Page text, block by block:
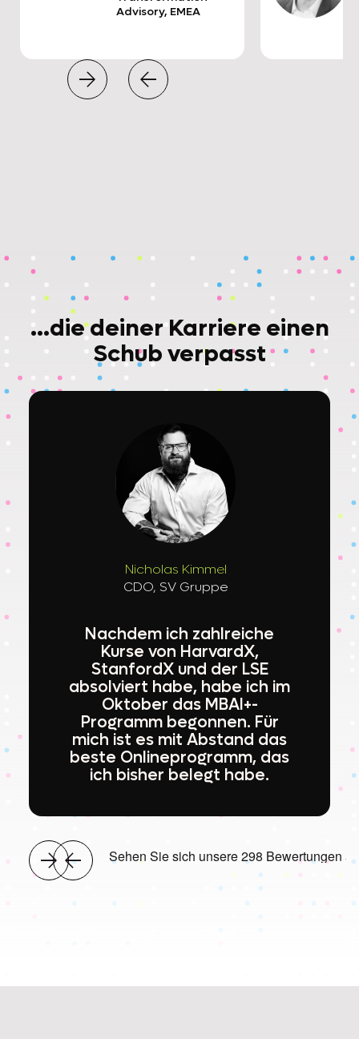
Advisory, EMEA


…die deiner Karriere einen
Schub verpasst
Nachdem ich zahlreiche
Kurse von HarvardX,
StanfordX und der LSE
absolviert habe, habe ich im
Oktober das MBAI+-
Programm begonnen. Für
mich ist es mit Abstand das
beste Onlineprogramm, das
ich bisher belegt habe.
Nicholas Kimmel
CDO, SV Gruppe

